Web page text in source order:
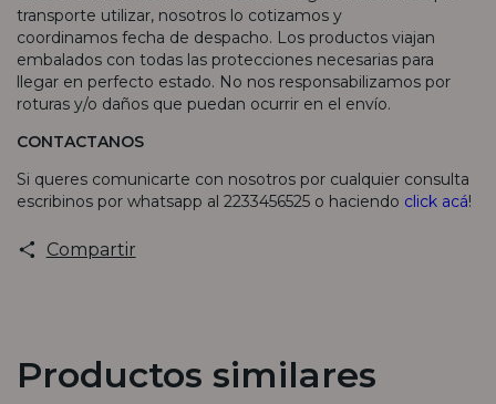
transporte utilizar, nosotros lo cotizamos y
coordinamos fecha de despacho. Los productos viajan
embalados con todas las protecciones necesarias para
llegar en perfecto estado. No nos responsabilizamos por
roturas y/o daños que puedan ocurrir en el envío.
CONTACTANOS
Si queres comunicarte con nosotros por cualquier consulta
escribinos por whatsapp al 2233456525 o haciendo click acá!
Compartir
Productos similares